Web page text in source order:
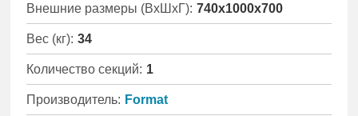
Внешние размеры (ВхШхГ): 740x1000x700
Вес (кг): 34
Количество секций: 1
Производитель: Format